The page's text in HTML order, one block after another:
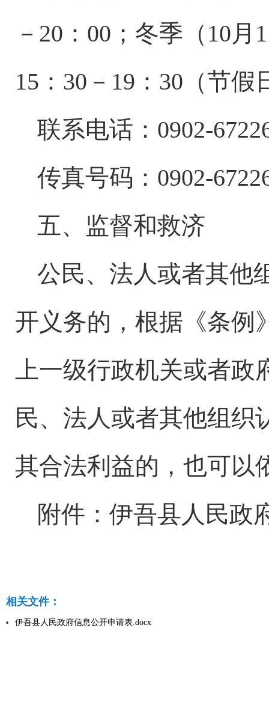
－ 20 ： 00 ；冬季（ 10月 1
15 ： 30 － 19 ： 30 （节
联系电话： 0902-6722
传真号码： 0902-6722
五、监督和救济
公民、法人或者其他
开义务的，根据《条例
上一级行政机关或者政
民、法人或者其他组织
其合法利益的，也可以
附件：伊吾县人民政
相关文件：
伊吾县人民政府信息公开申请表.docx